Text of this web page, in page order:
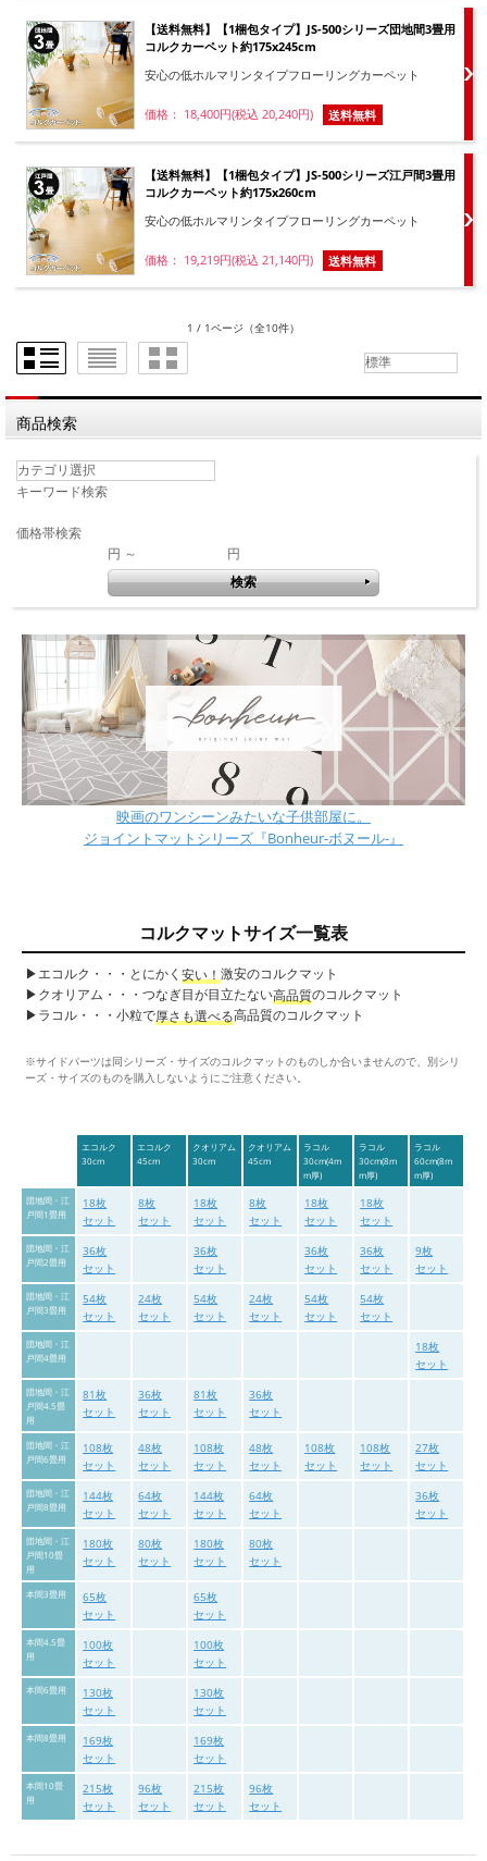
【送料無料】【1梱包タイプ】JS-500シリーズ団地間3畳用
コルクカーペット約175x245cm
安心の低ホルマリンタイプフローリングカーペット
価格： 18,400円(税込 20,240円) 送料無料
【送料無料】【1梱包タイプ】JS-500シリーズ江戸間3畳用
コルクカーペット約175x260cm
安心の低ホルマリンタイプフローリングカーペット
価格： 19,219円(税込 21,140円) 送料無料
1 / 1ページ （全10件）
商品検索
キーワード検索
価格帯検索
円 ～
円
映画のワンシーンみたいな子供部屋に。
ジョイントマットシリーズ『Bonheur-ボヌール-』
コルクマットサイズ一覧表
▶︎エコルク・・・とにかく 安い！ 激安のコルクマット
▶︎クオリアム・・・つなぎ目が目立たない高品質のコルクマット
▶︎ラコル・・・小粒で厚さも選べる高品質のコルクマット
※サイドパーツは同シリーズ・サイズのコルクマットのものしか合いませんので、別シリ
ーズ・サイズのものを購入しないようにご注意ください。
エコルク
30cm
エコルク
45cm
クオリアム
30cm
クオリアム
45cm
ラコル
30cm(4m
m厚)
ラコル
30cm(8m
m厚)
ラコル
60cm(8m
m厚)
団地間・江
戸間1畳用
18枚
セット
8枚
セット
18枚
セット
8枚
セット
18枚
セット
18枚
セット
団地間・江
戸間2畳用
36枚
セット
36枚
セット
36枚
セット
36枚
セット
9枚
セット
団地間・江
戸間3畳用
54枚
セット
24枚
セット
54枚
セット
24枚
セット
54枚
セット
54枚
セット
団地間・江
戸間4畳用
18枚
セット
団地間・江
戸間4.5畳
用
81枚
セット
36枚
セット
81枚
セット
36枚
セット
団地間・江
戸間6畳用
108枚
セット
48枚
セット
108枚
セット
48枚
セット
108枚
セット
108枚
セット
27枚
セット
団地間・江
戸間8畳用
144枚
セット
64枚
セット
144枚
セット
64枚
セット
36枚
セット
団地間・江
戸間10畳
用
180枚
セット
80枚
セット
180枚
セット
80枚
セット
本間3畳用
65枚
セット
65枚
セット
本間4.5畳
用
100枚
セット
100枚
セット
本間6畳用
130枚
セット
130枚
セット
本間8畳用
169枚
セット
169枚
セット
本間10畳
用
215枚
セット
96枚
セット
215枚
セット
96枚
セット